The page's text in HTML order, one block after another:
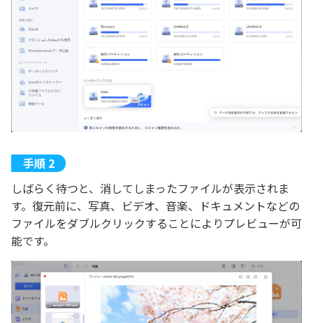
しばらく待つと、消してしまったファイルが表示されま
す。復元前に、写真、ビデオ、音楽、ドキュメントなどの
ファイルをダブルクリックすることによりプレビューが可
能です。